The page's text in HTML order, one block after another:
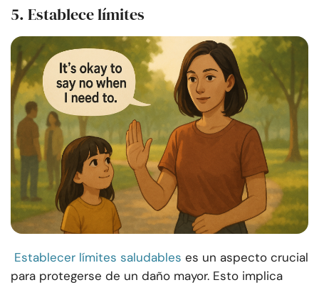
5. Establece límites
Establecer límites saludables es un aspecto crucial
para protegerse de un daño mayor. Esto implica